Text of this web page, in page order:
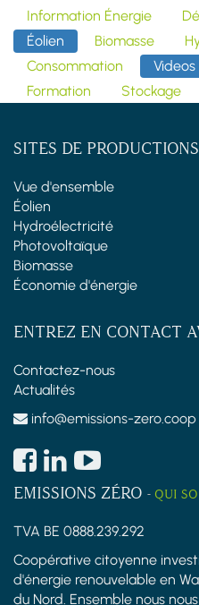
Information Énergie
Éolien
Biomasse
Consommation
Videos
Formation
Stockage
SITES DE
Vue d'ensemble
Éolien
Hydroélectricité
Photovoltaïque
Biomasse
Économie d'énergie
ENTREZ EN CONTACT
Contactez-nous
Actualités
info@emissions-zero.coop
EMISSIONS ZÉRO - QUI
TVA BE 0888.239.292
Coopérative citoyenne
d'énergie renouvelable en
du Nord. Ensemble nous